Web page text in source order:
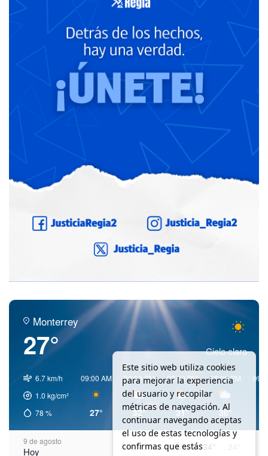
Monterrey
27° Cielo claro
6.7 km/h
1.0 kg/cm²
78%
09:00 AM
27°
00:00 PM
32°
03:00 PM
31°
06:00 PM
30°
9 de agosto
Hoy 34°
Este sitio web utiliza cookies
para mejorar la experiencia
del usuario y recopilar
métricas de navegación. Al
continuar navegando aceptas
el uso de estas tecnologías y
confirmas que estás